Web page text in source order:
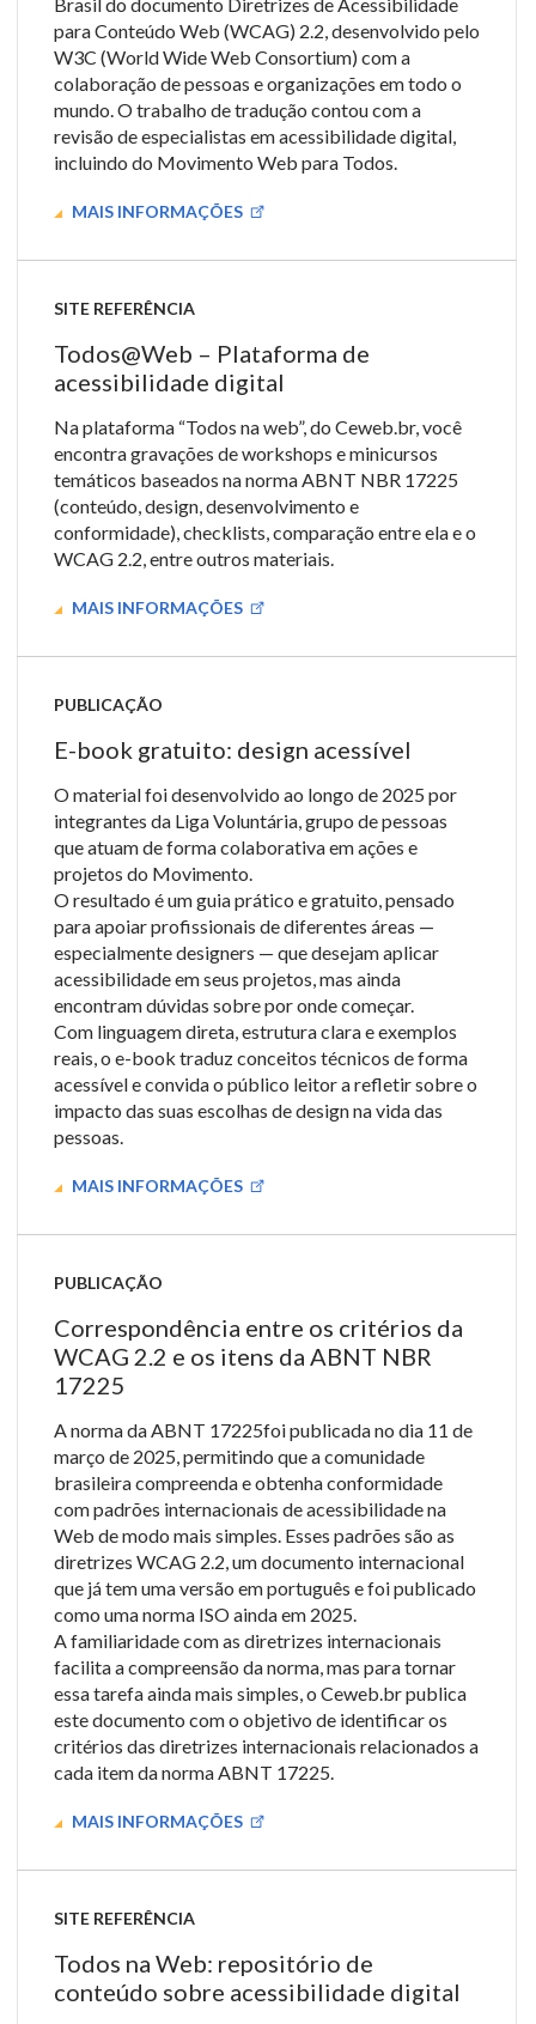
para Conteúdo Web (WCAG) 2.2, desenvolvido pelo
W3C (World Wide Web Consortium) com a
colaboração de pessoas e organizações em todo o
mundo. O trabalho de tradução contou com a
revisão de especialistas em acessibilidade digital,
incluindo do Movimento Web para Todos.
MAIS INFORMAÇÕES
SITE REFERÊNCIA
Todos@Web – Plataforma de
acessibilidade digital
Na plataforma “Todos na web”, do Ceweb.br, você
encontra gravações de workshops e minicursos
temáticos baseados na norma ABNT NBR 17225
(conteúdo, design, desenvolvimento e
conformidade), checklists, comparação entre ela e o
WCAG 2.2, entre outros materiais.
MAIS INFORMAÇÕES
PUBLICAÇÃO
E-book gratuito: design acessível
O material foi desenvolvido ao longo de 2025 por
integrantes da Liga Voluntária, grupo de pessoas
que atuam de forma colaborativa em ações e
projetos do Movimento.
O resultado é um guia prático e gratuito, pensado
para apoiar profissionais de diferentes áreas —
especialmente designers — que desejam aplicar
acessibilidade em seus projetos, mas ainda
encontram dúvidas sobre por onde começar.
Com linguagem direta, estrutura clara e exemplos
reais, o e-book traduz conceitos técnicos de forma
acessível e convida o público leitor a refletir sobre o
impacto das suas escolhas de design na vida das
pessoas.
MAIS INFORMAÇÕES
PUBLICAÇÃO
Correspondência entre os critérios da
WCAG 2.2 e os itens da ABNT NBR
17225
A norma da ABNT 17225foi publicada no dia 11 de
março de 2025, permitindo que a comunidade
brasileira compreenda e obtenha conformidade
com padrões internacionais de acessibilidade na
Web de modo mais simples. Esses padrões são as
diretrizes WCAG 2.2, um documento internacional
que já tem uma versão em português e foi publicado
como uma norma ISO ainda em 2025.
A familiaridade com as diretrizes internacionais
facilita a compreensão da norma, mas para tornar
essa tarefa ainda mais simples, o Ceweb.br publica
este documento com o objetivo de identificar os
critérios das diretrizes internacionais relacionados a
cada item da norma ABNT 17225.
MAIS INFORMAÇÕES
SITE REFERÊNCIA
Todos na Web: repositório de
conteúdo sobre acessibilidade digital